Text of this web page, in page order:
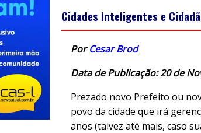
Cidades Inteligentes e
PorCesar Brod
Data de Publicação: 20 de
Prezado novo Prefeito ou
povo da cidade que irá
anos (talvez até mais, caso